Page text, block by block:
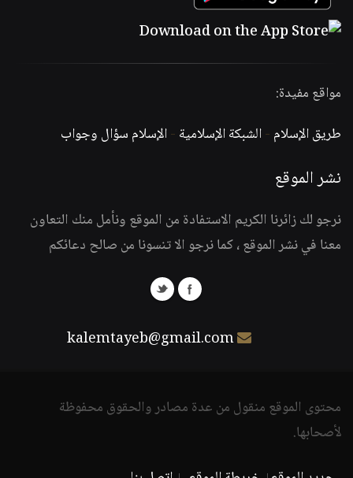
مواقع مفيدة:
طريق الإسلام -الشبكة الإسلامية -الإسلام سؤال وجواب
نشر الموقع
نرجو لك زائرنا الكريم الاستفادة من الموقع ونأمل منك التعاون
معنا في نشر الموقع ، كما نرجو الا تنسونا من صالح دعائكم
kalemtayeb@gmail.com
محتوى الموقع منقول من عدة مصادر والحقوق محفوظة
لأصحابها.